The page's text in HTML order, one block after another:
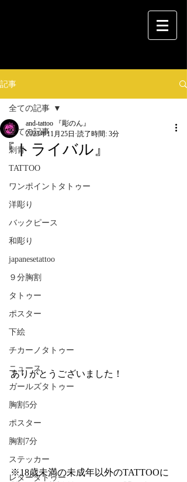
記事
全ての記事
刺青
TATTOO
ワンポイントタトゥー
洋彫り
バックピース
和彫り
japanesetattoo
９分胸割
タトゥー
ポスター
下絵
チカーノタトゥー
ニュース
ガールズタトゥー
胸割5分
ポスター
胸割7分
ステッカー
レタータトゥー
全ての記事
『トライバル』
and-tattoo 『彫のん』
2023年11月25日 読了時間: 3分
ありがとうございました！
※18歳未満の未成年以外のTATTOOに